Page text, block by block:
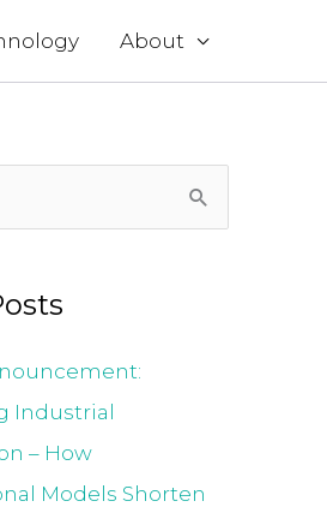
About
Industrial
– How
Models Shorten